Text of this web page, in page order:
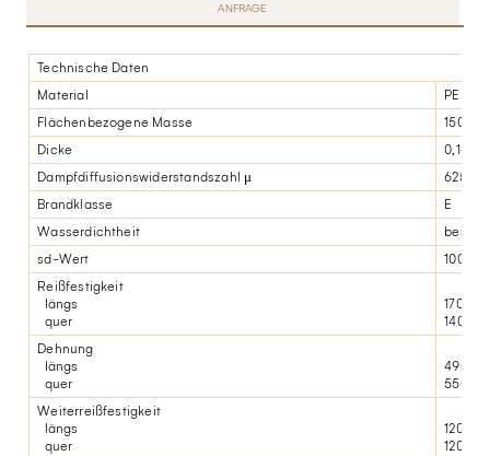
ANFRAGE
Technische Daten
Material
PE
Flächenbezogene Masse
150 g/
Dicke
0,16
Dampfdiffusionswiderstandszahl μ
Brandklasse
E
Wasserdichtheit
sd-Wert
100 (-
Reißfestigkeit
längs
quer
170 N/
140 N/
Dehnung
längs
quer
490%
550%
Weiterreißfestigkeit
längs
quer
120 N
120 N